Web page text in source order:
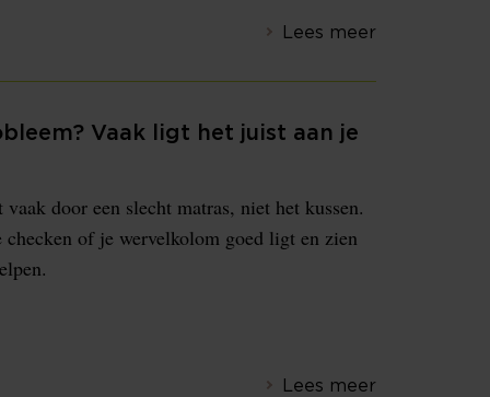
Lees meer
Vaak ligt het juist aan je
door een slecht matras, niet het kussen.
of je wervelkolom goed ligt en zien
Lees meer